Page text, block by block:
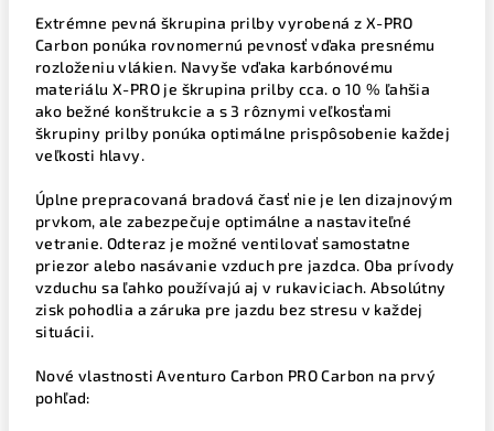
Extrémne pevná škrupina prilby vyrobená z X-PRO
Carbon ponúka rovnomernú pevnosť vďaka presnému
rozloženiu vlákien. Navyše vďaka karbónovému
materiálu X-PRO je škrupina prilby cca. o 10 % ľahšia
ako bežné konštrukcie a s 3 rôznymi veľkosťami
škrupiny prilby ponúka optimálne prispôsobenie každej
veľkosti hlavy.
Úplne prepracovaná bradová časť nie je len dizajnovým
prvkom, ale zabezpečuje optimálne a nastaviteľné
vetranie. Odteraz je možné ventilovať samostatne
priezor alebo nasávanie vzduch pre jazdca. Oba prívody
vzduchu sa ľahko používajú aj v rukaviciach. Absolútny
zisk pohodlia a záruka pre jazdu bez stresu v každej
situácii.
Nové vlastnosti Aventuro Carbon PRO Carbon na prvý
pohľad: